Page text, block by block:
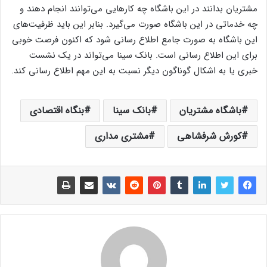
مشتریان بدانند در این باشگاه چه کار‌هایی می‌توانند انجام دهند و
چه خدماتی در این باشگاه صورت می‌گیرد. بنابر این باید ظرفیت‌های
این باشگاه به صورت جامع اطلاع رسانی شود که اکنون فرصت خوبی
برای این اطلاع رسانی است. بانک سینا می‌تواند در یک نشست
خبری یا به اشکال گوناگون دیگر نسبت به این مهم اطلاع رسانی کند.
باشگاه مشتریان بانک سینا
بنگاه اقتصادی
کورش شرفشاهی
مشتری مداری